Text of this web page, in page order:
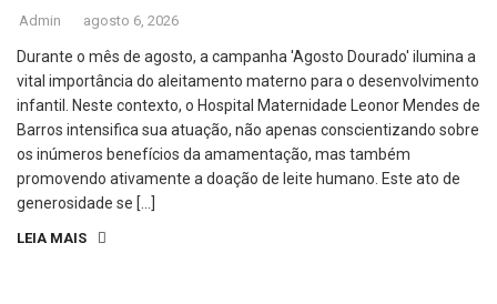
Admin agosto 6, 2026
Durante o mês de agosto, a campanha 'Agosto Dourado' ilumina a
vital importância do aleitamento materno para o desenvolvimento
infantil. Neste contexto, o Hospital Maternidade Leonor Mendes de
Barros intensifica sua atuação, não apenas conscientizando sobre
os inúmeros benefícios da amamentação, mas também
promovendo ativamente a doação de leite humano. Este ato de
generosidade se […]
LEIA MAIS